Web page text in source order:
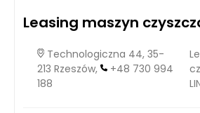
Leasing maszyn
Technologiczna 44, 35-
213 Rzeszów,
+48 730 994
188